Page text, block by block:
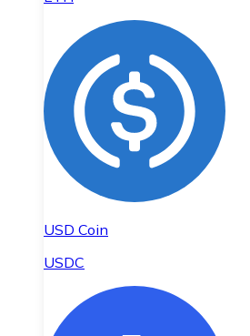
USD Coin
USDC